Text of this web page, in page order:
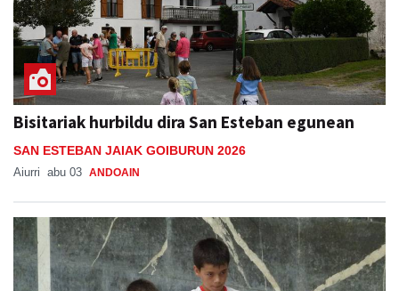
Bisitariak hurbildu dira San Esteban egunean
SAN ESTEBAN JAIAK GOIBURUN 2026
Aiurri abu 03 ANDOAIN